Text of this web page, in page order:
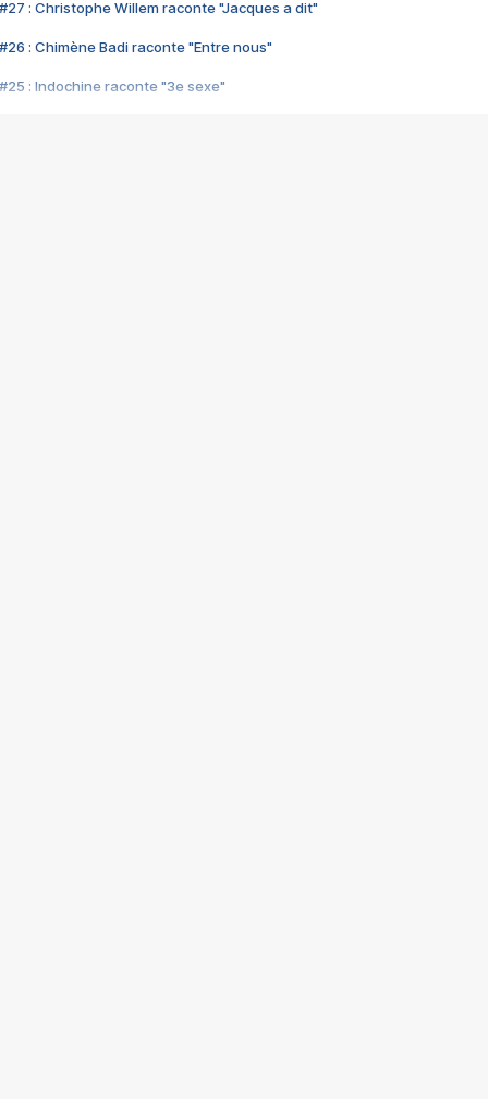
#27 : Christophe Willem raconte "Jacques a dit"
#26 : Chimène Badi raconte "Entre nous"
#25 : Indochine raconte "3e sexe"